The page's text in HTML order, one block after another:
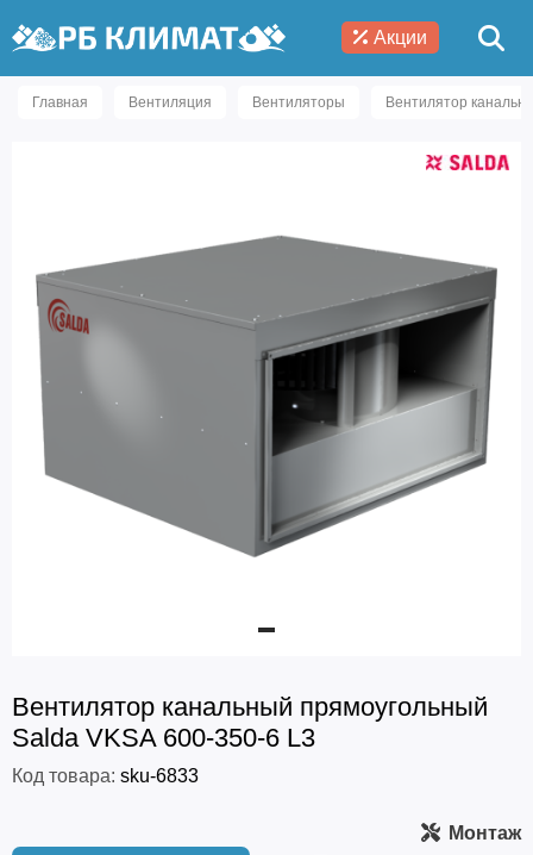
Акции
Главная Вентиляция Вентиляторы Вентилятор
Вентилятор канальный прямоугольный
Salda VKSA 600-350-6 L3
Код товара: sku-6833
Монтаж